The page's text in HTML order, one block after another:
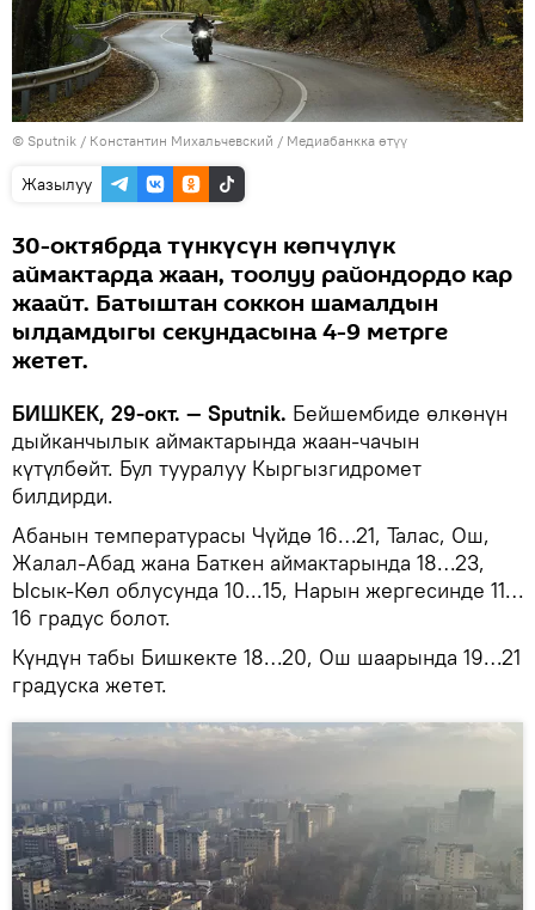
© Sputnik / Константин Михальчевский / Медиабанкка өтүү
Жазылуу
30-октябрда түнкүсүн көпчүлүк
аймактарда жаан, тоолуу райондордо кар
жаайт. Батыштан соккон шамалдын
ылдамдыгы секундасына 4-9 метрге
жетет.
БИШКЕК, 29-окт. — Sputnik. Бейшембиде өлкөнүн
дыйканчылык аймактарында жаан-чачын
күтүлбөйт. Бул тууралуу Кыргызгидромет
билдирди.
Абанын температурасы Чүйдө 16…21, Талас, Ош,
Жалал-Абад жана Баткен аймактарында 18…23,
Ысык-Көл облусунда 10...15, Нарын жергесинде 11…
16 градус болот.
Күндүн табы Бишкекте 18…20, Ош шаарында 19…21
градуска жетет.